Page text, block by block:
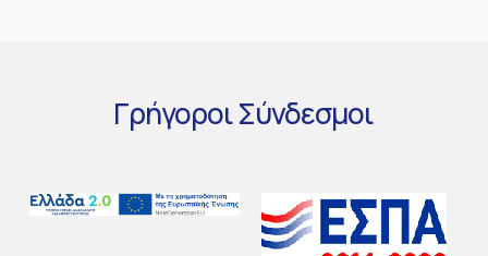
ΓρήγοροιΣύνδεσμοι